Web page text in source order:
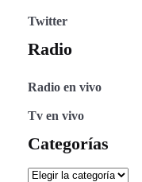
Twitter
Radio
Radio en vivo
Tv en vivo
Categorías